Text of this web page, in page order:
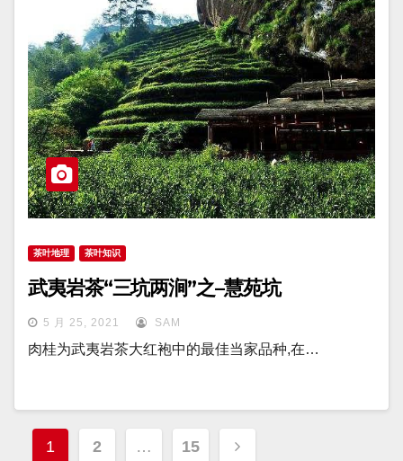
茶叶地理 茶叶知识
武夷岩茶“三坑两涧”之–慧苑坑
5 月 25, 2021 SAM
肉桂为武夷岩茶大红袍中的最佳当家品种,在…
文
1 2 … 15